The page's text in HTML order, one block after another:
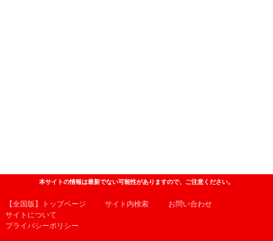
本サイトの情報は最新でない可能性がありますので、ご注意ください。
【全国版】トップページ
サイトについて
プライバシーポリシー
サイト内検索 お問い合わせ